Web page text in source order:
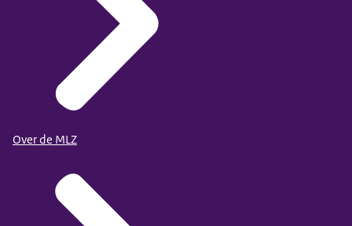
Over de MLZ